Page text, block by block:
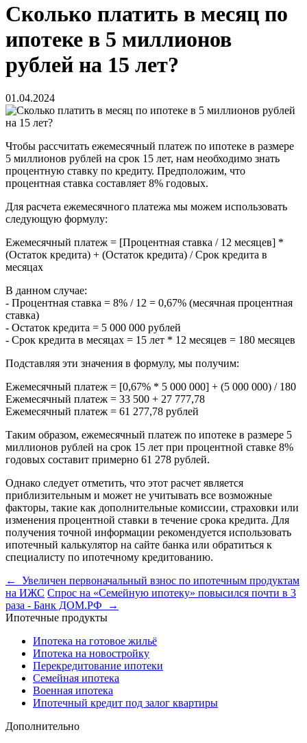
Сколько платить в месяц по
ипотеке в 5 миллионов
рублей на 15 лет?
01.04.2024
Чтобы рассчитать ежемесячный платеж по ипотеке в размере
5 миллионов рублей на срок 15 лет, нам необходимо знать
процентную ставку по кредиту. Предположим, что
процентная ставка составляет 8% годовых.
Для расчета ежемесячного платежа мы можем использовать
следующую формулу:
Ежемесячный платеж = [Процентная ставка / 12 месяцев] *
(Остаток кредита) + (Остаток кредита) / Срок кредита в
месяцах
В данном случае:
- Процентная ставка = 8% / 12 = 0,67% (месячная процентная
ставка)
- Остаток кредита = 5 000 000 рублей
- Срок кредита в месяцах = 15 лет * 12 месяцев = 180 месяцев
Подставляя эти значения в формулу, мы получим:
Ежемесячный платеж = [0,67% * 5 000 000] + (5 000 000) / 180
Ежемесячный платеж = 33 500 + 27 777,78
Ежемесячный платеж = 61 277,78 рублей
Таким образом, ежемесячный платеж по ипотеке в размере 5
миллионов рублей на срок 15 лет при процентной ставке 8%
годовых составит примерно 61 278 рублей.
Однако следует отметить, что этот расчет является
приблизительным и может не учитывать все возможные
факторы, такие как дополнительные комиссии, страховки или
изменения процентной ставки в течение срока кредита. Для
получения точной информации рекомендуется использовать
ипотечный калькулятор на сайте банка или обратиться к
специалисту по ипотечному кредитованию.
← Увеличен первоначальный взнос по ипотечным продуктам
на ИЖС Спрос на «Семейную ипотеку» повысился почти в 3
раза - Банк ДОМ.РФ →
Ипотечные продукты
Ипотека на готовое жильё
Ипотека на новостройку
Перекредитование ипотеки
Семейная ипотека
Военная ипотека
Ипотечный кредит под залог квартиры
Дополнительно